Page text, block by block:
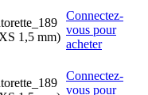
1,5 mm)
Connectez-
vous pour
acheter
Connectez-
vous pour